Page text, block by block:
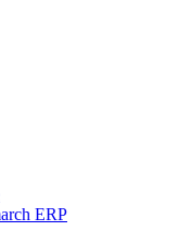
ERP